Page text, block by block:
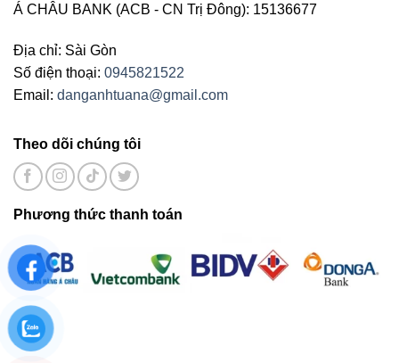
Á CHÂU BANK (ACB - CN Trị Đông): 15136677
Địa chỉ: Sài Gòn
Số điện thoại: 0945821522
Email: danganhtuana@gmail.com
Theo dõi chúng tôi
Phương thức thanh toán